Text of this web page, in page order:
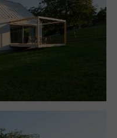
finanční realitou, ale
ve
provedení,
Dům se vyhýbá
hlína.
realizovaný sokl z
červený pás? I to